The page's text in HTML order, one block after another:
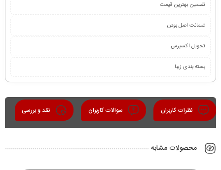
تضمین بهترین قیمت
ضمانت اصل بودن
تحویل اکسپرس
بسته بندی زیبا
نظرات کاربران سوالات کاربران نقد و بررسی
محصولات مشابه